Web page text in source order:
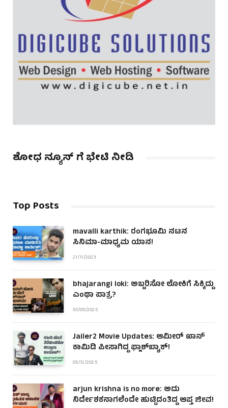
ಶೋಧ ನ್ಯೂಸ್ ಗೆ ಭೇಟಿ ನೀಡಿ
Top Posts
mavalli karthik: ರಂಗಭೂಮಿ ನಟನ
ಸಿನಿಮಾ-ಮಾಧ್ಯಮ ಯಾನ!
21/11/2023
bhajarangi loki: ಅಬ್ಬರಿಸೋ ಲೋಕಿಗೆ ಸಿಕ್ಕಿದ್ದು
ಎಂಥಾ ಪಾತ್ರ?
30/05/2025
Jailer2 Movie Updates: ಆಮೀರ್ ಖಾನ್
ಕಾಮಿಡಿ ಪೀಸಾಗಿದ್ದ ಫ್ಲಾಶ್‌ಬ್ಯಾಕ್!
05/12/2025
arjun krishna is no more: ಅದು
ನಿರ್ದೇಶಕನಾಗಲೆಂದೇ ಹುಟ್ಟಿದಂತಿದ್ದ ಆಪ್ತ ಜೀವ!